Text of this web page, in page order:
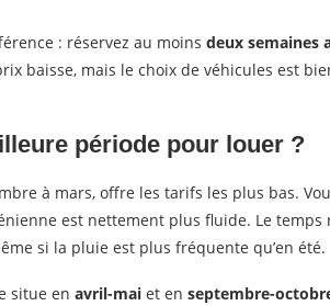
: réservez au moins deux semaines
baisse, mais le choix de véhicules est
période pour louer ?
à mars, offre les tarifs les plus bas.
est nettement plus fluide. Le temps
si la pluie est plus fréquente qu’en été.
situe en avril-mai et en septembre-